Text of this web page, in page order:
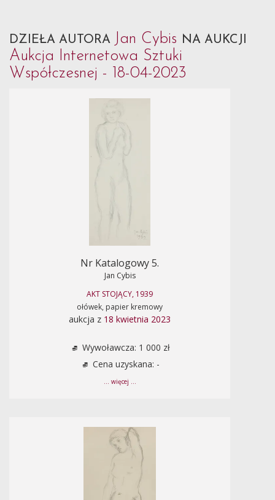
DZIEŁA AUTORA Jan Cybis NA AUKCJI
Aukcja Internetowa Sztuki
Współczesnej - 18-04-2023
Nr Katalogowy 5.
Jan Cybis
AKT STOJĄCY, 1939
ołówek, papier kremowy
aukcja z 18 kwietnia 2023
Wywoławcza: 1 000 zł
Cena uzyskana: -
... więcej ...